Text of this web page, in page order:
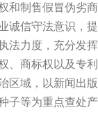
制售假冒伪劣商
诚信守法意识，
法力度，充分发
商标权以及专利
区域，以新闻出
子等为重点查处